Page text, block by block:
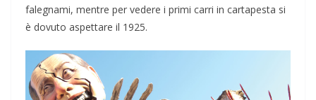
falegnami, mentre per vedere i primi carri in cartapesta si
è dovuto aspettare il 1925.